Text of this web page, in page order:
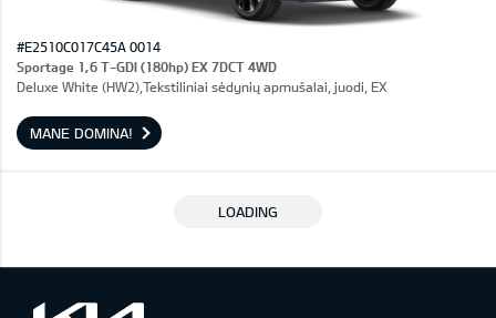
#E2510C017C45A 0014
Sportage 1,6 T-GDI (180hp) EX 7DCT 4WD
Deluxe White (HW2),Tekstiliniai sėdynių apmušalai, juodi, EX
MANE DOMINA!
LOADING